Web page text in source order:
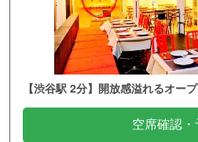
【渋谷駅 2分】開放感溢れるオー
空席確認・